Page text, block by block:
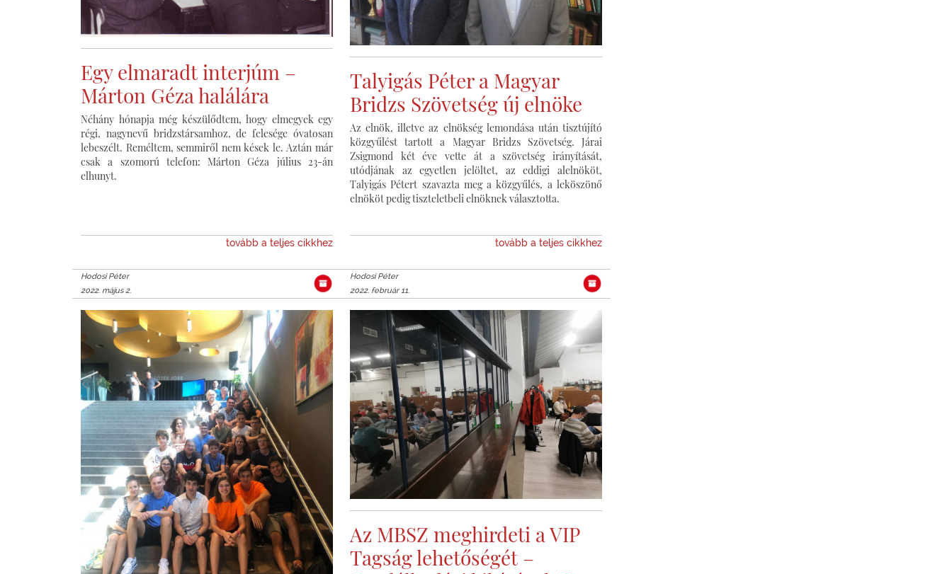
Egy elmaradt interjúm –
Márton Géza halálára
Néhány hónapja még készülődtem, hogy elmegyek egy
régi, nagynevű bridzstársamhoz, de felesége óvatosan
lebeszélt. Reméltem, semmiről nem kések le. Aztán már
csak a szomorú telefon: Márton Géza július 23-án
elhunyt.
tovább a teljes cikkhez
Talyigás Péter a Magyar
Bridzs Szövetség új elnöke
Az elnök, illetve az elnökség lemondása után tisztújító
közgyűlést tartott a Magyar Bridzs Szövetség. Járai
Zsigmond két éve vette át a szövetség irányítását,
utódjának az egyetlen jelöltet, az eddigi alelnököt,
Talyigás Pétert szavazta meg a közgyűlés, a leköszönő
elnököt pedig tiszteletbeli elnöknek választotta.
tovább a teljes cikkhez
Hodosi Péter
2022. május 2.
Hodosi Péter
2022. február 11.
Az MBSZ meghirdeti a VIP
Tagság lehetőségét –